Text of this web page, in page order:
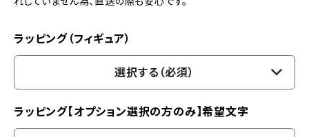
ラッピング（フィギュア）
選択する（必須）
ラッピング【オプション選択の方のみ】希望文字